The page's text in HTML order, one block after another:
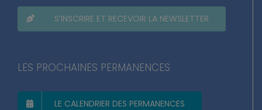
S’INSCRIRE ET RECEVOIR LA NEWSLETTER
LES PROCHAINES PERMANENCES
LE CALENDRIER DES PERMANENCES